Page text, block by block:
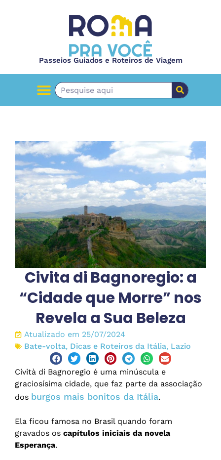
Passeios Guiados e Roteiros de Viagem
Civita di Bagnoregio: a
“Cidade que Morre” nos
Revela a Sua Beleza
Atualizado em 25/07/2024
Bate-volta, Dicas e Roteiros da Itália, Lazio
Cività di Bagnoregio é uma minúscula e
graciosísima cidade, que faz parte da associação
dos burgos mais bonitos da Itália.
Ela ficou famosa no Brasil quando foram
gravados os capítulos iniciais da novela
Esperança.